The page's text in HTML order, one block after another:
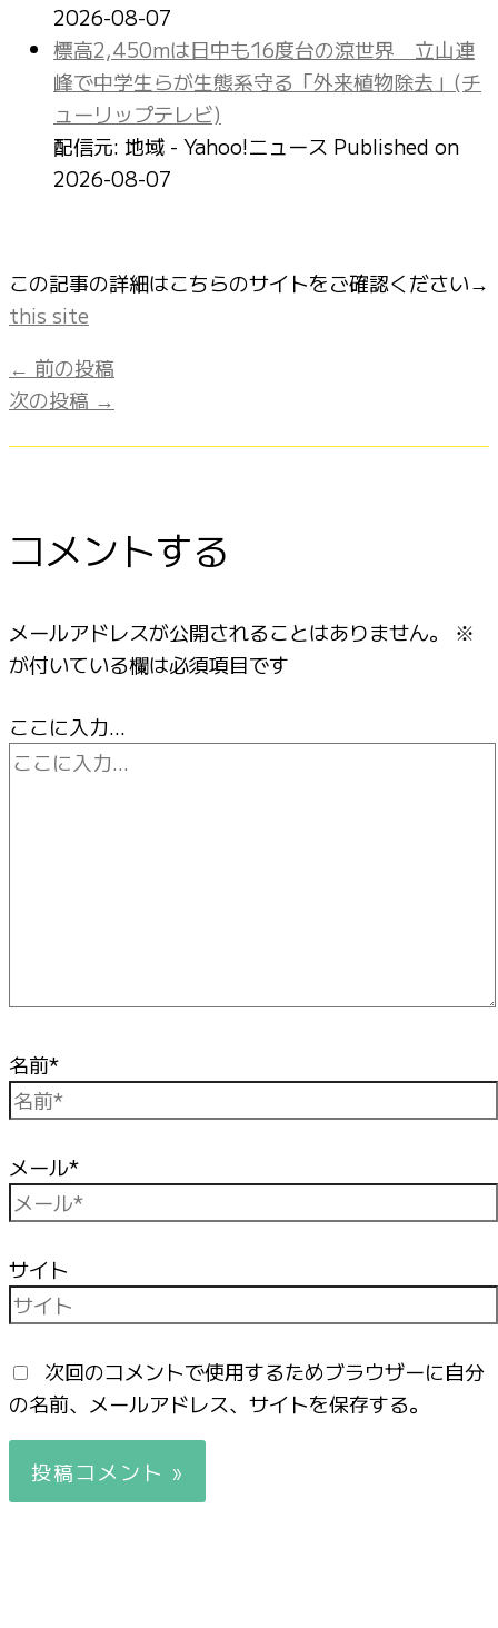
2026-08-07
標高2,450mは日中も16度台の涼世界 立山連
峰で中学生らが生態系守る「外来植物除去」(チ
ューリップテレビ)
配信元: 地域 - Yahoo!ニュース Published on
2026-08-07
この記事の詳細はこちらのサイトをご確認ください→
this site
← 前の投稿
次の投稿 →
コメントする
メールアドレスが公開されることはありません。
※
が付いている欄は必須項目です
ここに入力…
名前*
メール*
サイト
次回のコメントで使用するためブラウザーに自分
の名前、メールアドレス、サイトを保存する。